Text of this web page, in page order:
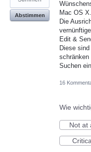
Mac OS X.
Die
Edit &
Diese
schränken
Suchen
Abstimmen
16
Wie
Not at